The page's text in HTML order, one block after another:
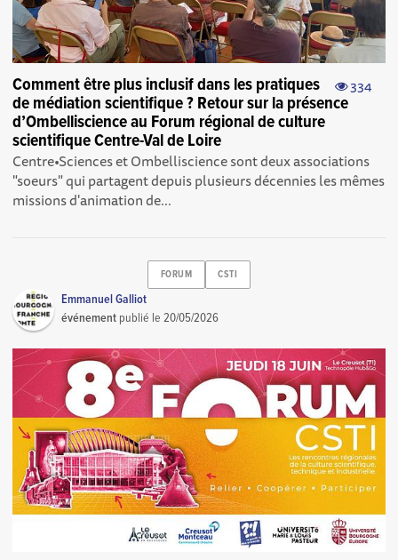
334
Comment être plus inclusif dans les pratiques
de médiation scientifique ? Retour sur la présence
d’Ombelliscience au Forum régional de culture
scientifique Centre-Val de Loire
Centre•Sciences et Ombelliscience sont deux associations
"soeurs" qui partagent depuis plusieurs décennies les mêmes
missions d'animation de...
FORUM CSTI
Emmanuel Galliot
événement publié le20/05/2026